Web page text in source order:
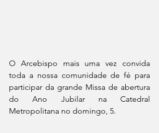
O Arcebispo mais uma vez convida
toda a nossa comunidade de fé para
participar da grande Missa de abertura
do Ano Jubilar na Catedral
Metropolitana no domingo, 5.